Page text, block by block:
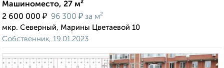
Машиноместо, 27 м²
2 600 000 ₽ 96 300 ₽ за м²
мкр. Северный, Марины Цветаевой 10
Собственник, 19.01.2023